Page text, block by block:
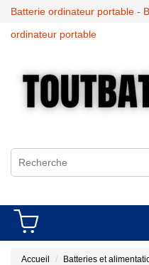
Batterie ordinateur portable -
ordinateur portable
Accueil
Batteries et